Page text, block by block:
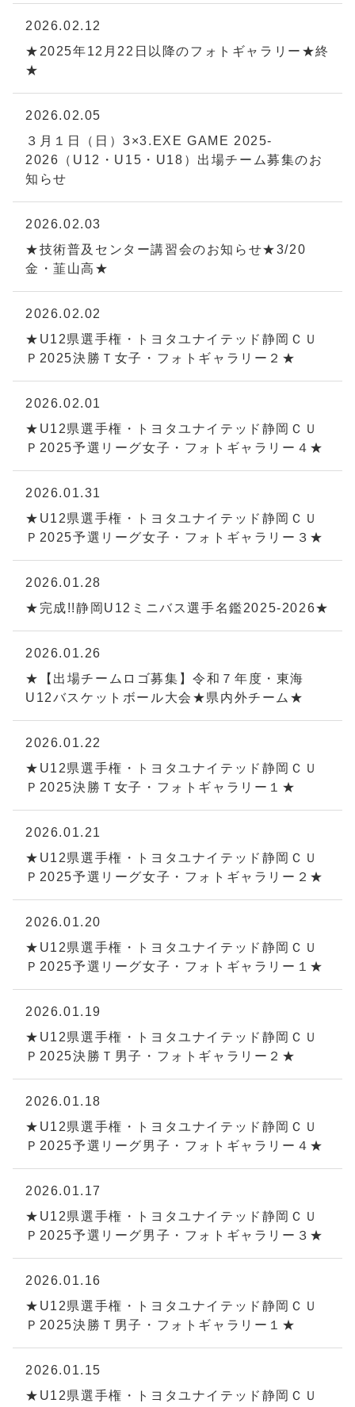
2026.02.12
★2025年12月22日以降のフォトギャラリー★終
★
2026.02.05
３月１日（日）3×3.EXE GAME 2025-
2026（U12・U15・U18）出場チーム募集のお
知らせ
2026.02.03
★技術普及センター講習会のお知らせ★3/20
金・韮山高★
2026.02.02
★U12県選手権・トヨタユナイテッド静岡ＣＵ
Ｐ2025決勝Ｔ女子・フォトギャラリー２★
2026.02.01
★U12県選手権・トヨタユナイテッド静岡ＣＵ
Ｐ2025予選リーグ女子・フォトギャラリー４★
2026.01.31
★U12県選手権・トヨタユナイテッド静岡ＣＵ
Ｐ2025予選リーグ女子・フォトギャラリー３★
2026.01.28
★完成!!静岡U12ミニバス選手名鑑2025-2026★
2026.01.26
★【出場チームロゴ募集】令和７年度・東海
U12バスケットボール大会★県内外チーム★
2026.01.22
★U12県選手権・トヨタユナイテッド静岡ＣＵ
Ｐ2025決勝Ｔ女子・フォトギャラリー１★
2026.01.21
★U12県選手権・トヨタユナイテッド静岡ＣＵ
Ｐ2025予選リーグ女子・フォトギャラリー２★
2026.01.20
★U12県選手権・トヨタユナイテッド静岡ＣＵ
Ｐ2025予選リーグ女子・フォトギャラリー１★
2026.01.19
★U12県選手権・トヨタユナイテッド静岡ＣＵ
Ｐ2025決勝Ｔ男子・フォトギャラリー２★
2026.01.18
★U12県選手権・トヨタユナイテッド静岡ＣＵ
Ｐ2025予選リーグ男子・フォトギャラリー４★
2026.01.17
★U12県選手権・トヨタユナイテッド静岡ＣＵ
Ｐ2025予選リーグ男子・フォトギャラリー３★
2026.01.16
★U12県選手権・トヨタユナイテッド静岡ＣＵ
Ｐ2025決勝Ｔ男子・フォトギャラリー１★
2026.01.15
★U12県選手権・トヨタユナイテッド静岡ＣＵ